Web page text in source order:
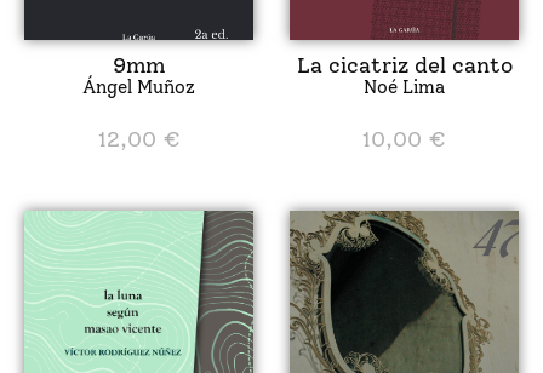
9mm
Ángel Muñoz
12,00 €
La cicatriz del canto
Noé Lima
10,00 €